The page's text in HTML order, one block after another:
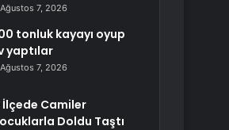
Ağustos 7, 2026
tonluk kayayı oyup
yaptılar
Ağustos 7, 2026
İlçede Camiler
Doldu Taştı